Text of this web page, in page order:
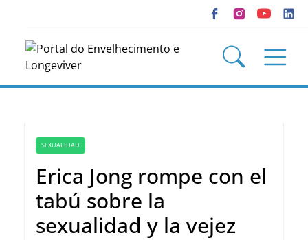
SEXUALIDAD
Erica Jong rompe con el
tabú sobre la
sexualidad y la vejez